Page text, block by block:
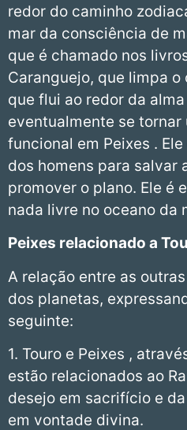
redor do caminho
mar da consciência de
que é chamado nos
Caranguejo, que limpa
que flui ao redor da alma
eventualmente se
funcional em Peixes .
dos homens para salvar
promover o plano. Ele é
nada livre no oceano da
Peixes relacionado a
A relação entre as
dos planetas,
seguinte:
1. Touro e Peixes ,
estão relacionados ao
desejo em sacrifício e
em vontade divina.